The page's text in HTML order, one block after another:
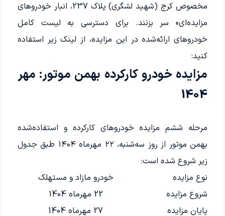
مخصوص کرج (شهید لشگری) پلاک 237، انبار خودروهای
مزایده‌ای» سر بزنند. برای دسترسی به لیست کامل
خودروهای ارائه‌شده در این مزایده، از لینک زیر استفاده
کنید:
مزایده خودرو کارکرده بهمن موتور: مهر
1404
مرحله ششم مزایده خودروهای کارکرده و استفاده‌شده
بهمن موتور از روز سه‌شنبه، ۲۲ مهرماه ۱۴۰۴ طبق جدول
زیر شروع شده است:
نوع مزایده
خودرو مازاد و مستهلک
شروع مزایده
22 مهرماه 1404
پایان مزایده
27 مهرماه 1404